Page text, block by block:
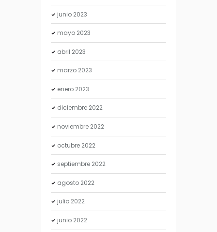
junio 2023
mayo 2023
abril 2023
marzo 2023
enero 2023
diciembre 2022
noviembre 2022
octubre 2022
septiembre 2022
agosto 2022
julio 2022
junio 2022